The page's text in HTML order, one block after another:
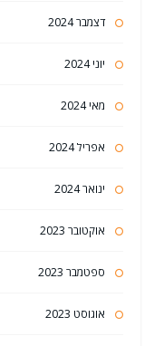
דצמבר 2024
יוני 2024
מאי 2024
אפריל 2024
ינואר 2024
אוקטובר 2023
ספטמבר 2023
אוגוסט 2023